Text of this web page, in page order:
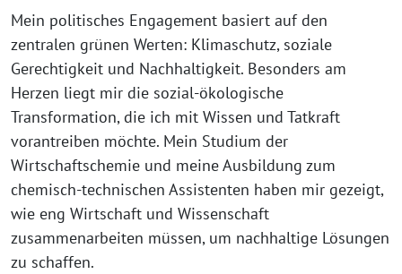
Mein politisches Engagement basiert auf den
zentralen grünen Werten: Klimaschutz, soziale
Gerechtigkeit und Nachhaltigkeit. Besonders am
Herzen liegt mir die sozial-ökologische
Transformation, die ich mit Wissen und Tatkraft
vorantreiben möchte. Mein Studium der
Wirtschaftschemie und meine Ausbildung zum
chemisch-technischen Assistenten haben mir gezeigt,
wie eng Wirtschaft und Wissenschaft
zusammenarbeiten müssen, um nachhaltige Lösungen
zu schaffen.